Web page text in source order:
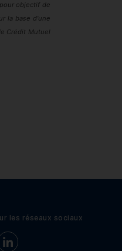
objectif de
la base d’une
Crédit Mutuel
les réseaux sociaux
nous sur LinkedIn